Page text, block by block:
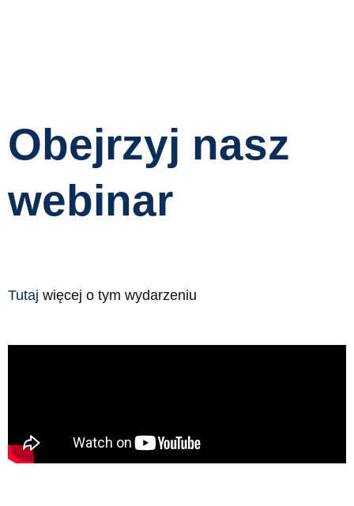
Obejrzyj nasz
webinar
Tutaj więcej o tym wydarzeniu